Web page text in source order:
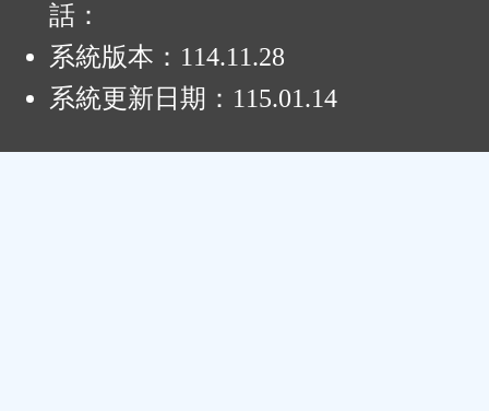
話：
系統版本： 114.11.28
系統更新日期： 115.01.14